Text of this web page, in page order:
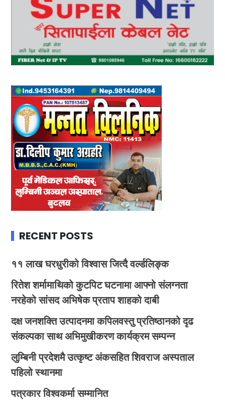
RECENT POSTS
११ लाख घरधुरीको विश्वास जित्दै वर्ल्डलिङ्क
रितेश शर्मामाथिको कुटपिट घटनामा आफ्नो संलग्नता
नरहेको सांसद अभिषेक प्रताप शाहको दाबी
दक्ष जनशक्ति उत्पादनमा कपिलवस्तु प्रतिष्ठानको दृढ
संकल्पका साथ अभिमुखीकरण कार्यक्रम सम्पन्न
लुम्बिनी प्रदेशमै उत्कृष्ट अंकसहित शिवराज अस्पताल
पहिलो स्थानमा
पत्रकार विश्वकर्मा सम्मानित